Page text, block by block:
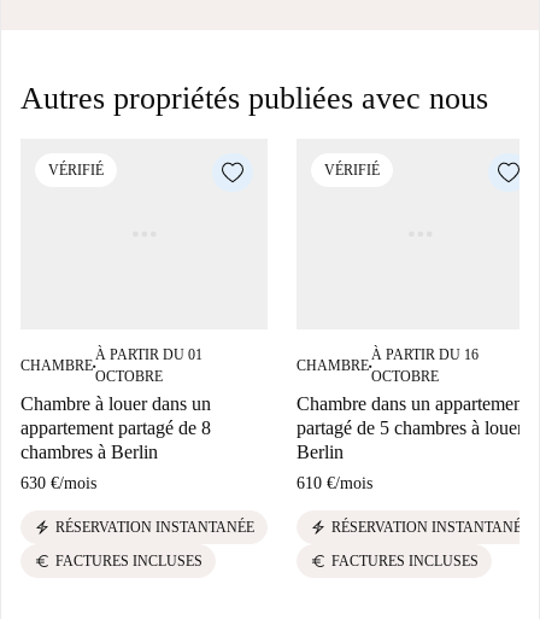
Autres propriétés publiées avec nous
VÉRIFIÉ
CHAMBRE■
À PARTIR DU 01
OCTOBRE
Chambre à louer dans un
appartement partagé de 8
chambres à Berlin
630 €/mois
electric_bolt RÉSERVATION INSTANTANÉE
euro FACTURES INCLUSES
VÉRIFIÉ
CHAMBRE■
À PARTIR DU 16
OCTOBRE
Chambre dans un appartement
partagé de 5 chambres à louer à
Berlin
610 €/mois
electric_bolt RÉSERVATION INSTANTANÉE
euro FACTURES INCLUSES